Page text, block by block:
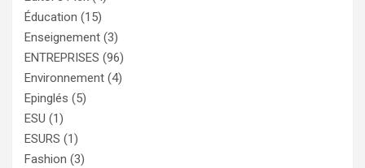
Éducation (15)
Enseignement (3)
ENTREPRISES (96)
Environnement (4)
Epinglés (5)
ESU (1)
ESURS (1)
Fashion (3)